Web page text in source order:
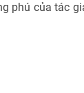
phú của tác